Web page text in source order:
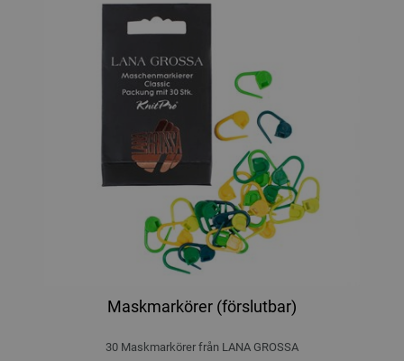
Maskmarkörer (förslutbar)
30 Maskmarkörer från LANA GROSSA